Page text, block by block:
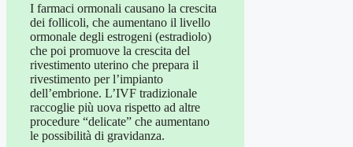
I farmaci ormonali causano la crescita
dei follicoli, che aumentano il livello
ormonale degli estrogeni (estradiolo)
che poi promuove la crescita del
rivestimento uterino che prepara il
rivestimento per l’impianto
dell’embrione. L’IVF tradizionale
raccoglie più uova rispetto ad altre
procedure “delicate” che aumentano
le possibilità di gravidanza.